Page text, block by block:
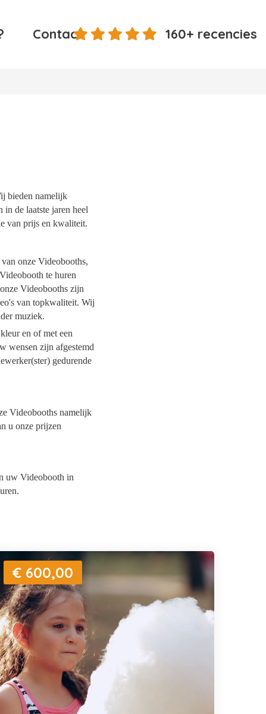
Contact 160+ recencies
bieden namelijk
de laatste jaren heel
van prijs en kwaliteit.
onze Videobooths,
te huren
Videobooths zijn
van topkwaliteit. Wij
muziek.
en of met een
wensen zijn afgestemd
gedurende
Videobooths namelijk
u onze prijzen
uw Videobooth in
€ 600,00